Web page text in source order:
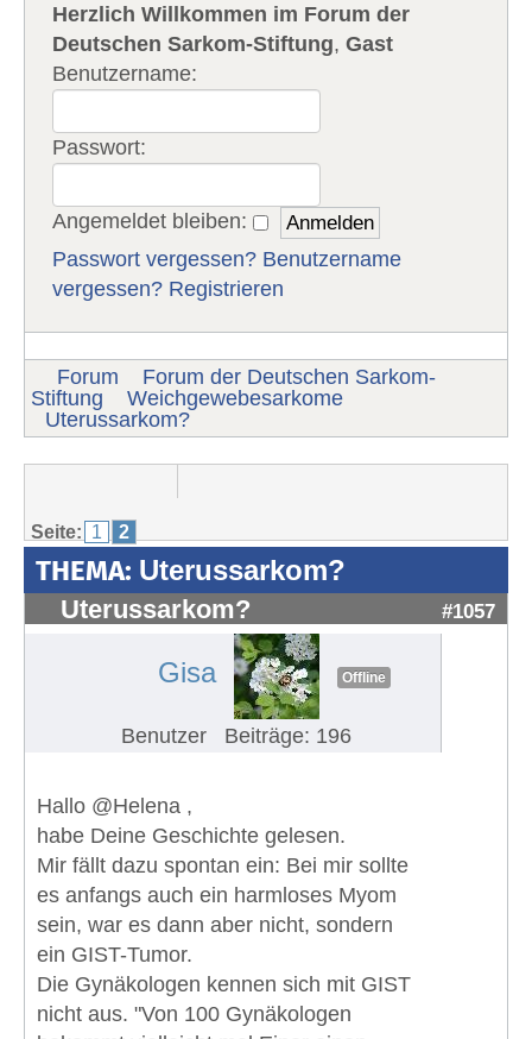
Herzlich Willkommen im Forum der
Deutschen Sarkom-Stiftung,Gast
Benutzername:
Passwort:
Angemeldet bleiben:
Passwort vergessen? Benutzername
vergessen? Registrieren
Forum
Forum der Deutschen Sarkom-
Stiftung
Weichgewebesarkome
Uterussarkom?
Seite: 1 2
THEMA: Uterussarkom?
Uterussarkom? #1057
Gisa Offline
Benutzer Beiträge: 196
Hallo @Helena ,
habe Deine Geschichte gelesen.
Mir fällt dazu spontan ein: Bei mir sollte
es anfangs auch ein harmloses Myom
sein, war es dann aber nicht, sondern
ein GIST-Tumor.
Die Gynäkologen kennen sich mit GIST
nicht aus. "Von 100 Gynäkologen